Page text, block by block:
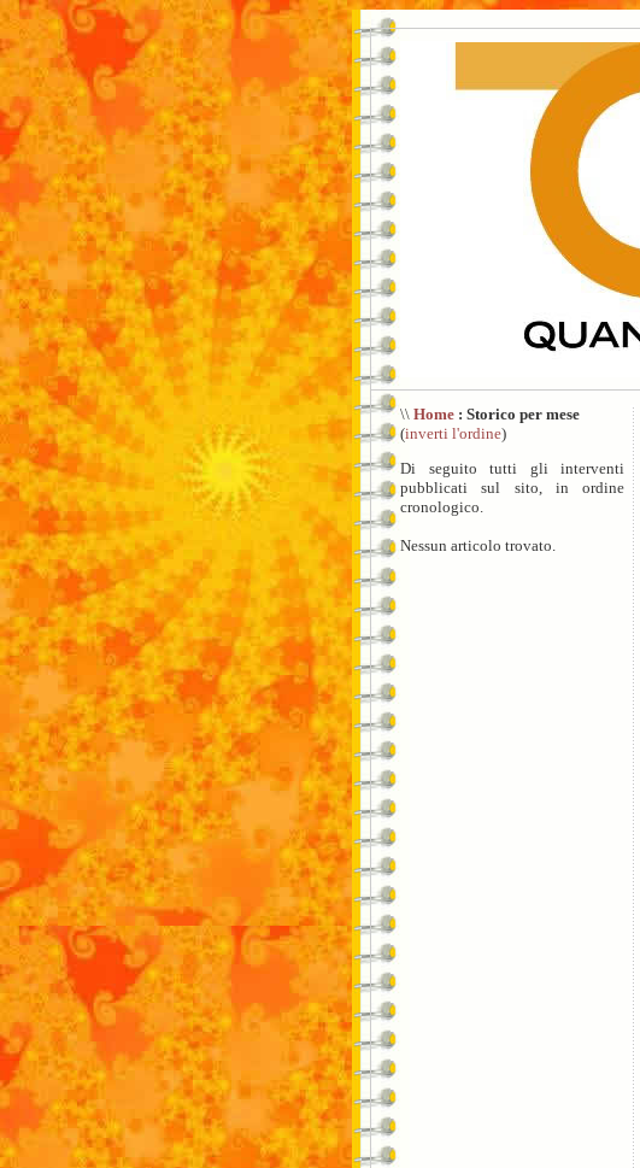
\\ Home : Storico per mese
(inverti l'ordine)
Di seguito tutti gli interventi
pubblicati sul sito, in ordine
cronologico.
Nessun articolo trovato.